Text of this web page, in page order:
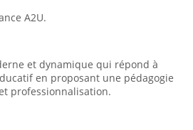
A2U.
et dynamique qui répond à
en proposant une pédagogie
professionnalisation.